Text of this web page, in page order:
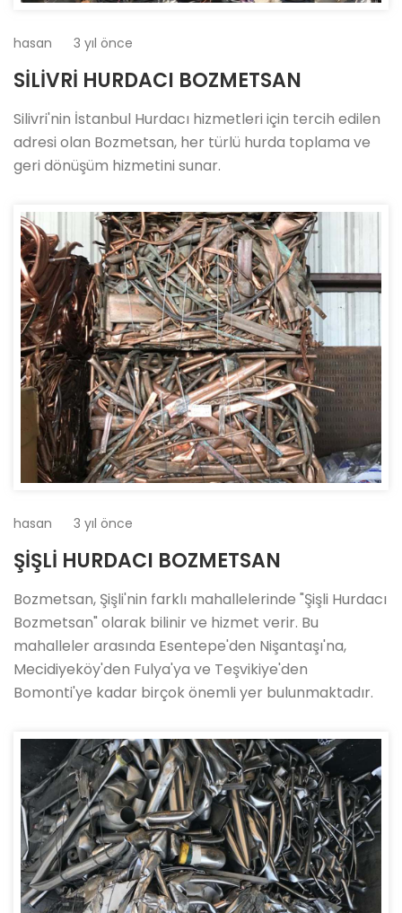
hasan 3 yıl önce
SİLİVRİ HURDACI BOZMETSAN
Silivri'nin İstanbul Hurdacı hizmetleri için tercih edilen
adresi olan Bozmetsan, her türlü hurda toplama ve
geri dönüşüm hizmetini sunar.
hasan 3 yıl önce
ŞİŞLİ HURDACI BOZMETSAN
Bozmetsan, Şişli'nin farklı mahallelerinde "Şişli Hurdacı
Bozmetsan" olarak bilinir ve hizmet verir. Bu
mahalleler arasında Esentepe'den Nişantaşı'na,
Mecidiyeköy'den Fulya'ya ve Teşvikiye'den
Bomonti'ye kadar birçok önemli yer bulunmaktadır.